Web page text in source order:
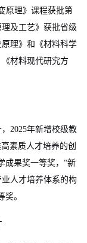
原理》课程获批第
及工艺》获批省级
理》和《材料科学
材料现代研究方
，2025年新增校级教
素质人才培养的创
成果奖一等奖，“新
人才培养体系的构
。